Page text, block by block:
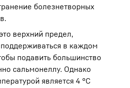
болезнетворных
верхний предел,
в каждом
подавить большинство
сальмонеллу. Однако
является 4 °C